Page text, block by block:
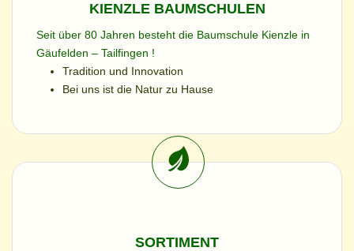
KIENZLE BAUMSCHULEN
Seit über 80 Jahren besteht die Baumschule Kienzle in
Gäufelden – Tailfingen !
Tradition und Innovation
Bei uns ist die Natur zu Hause
SORTIMENT